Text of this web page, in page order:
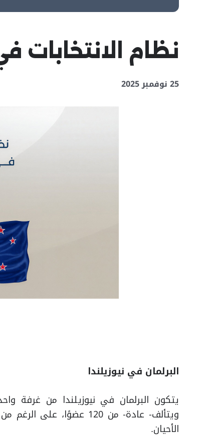
نظام الانتخابات
25 نوفمبر 2025
البرلمان في نيوزيلندا
ويتألف- عادة- من 120
الأحيان.